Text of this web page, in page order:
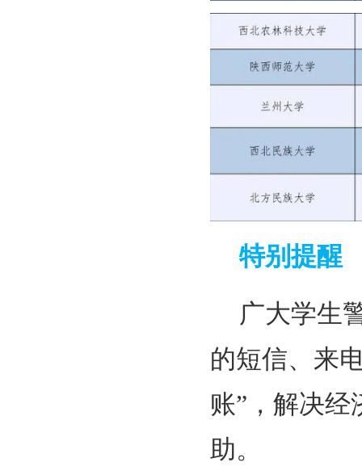
特别提醒
广大学生
的短信、来
账”，解决
助。